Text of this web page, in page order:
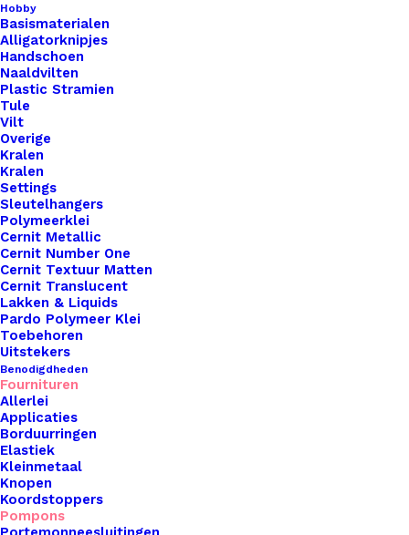
Hobby
Basismaterialen
Alligatorknipjes
Handschoen
Naaldvilten
Plastic Stramien
Tule
Vilt
Overige
Kralen
Kralen
Settings
Sleutelhangers
Polymeerklei
Cernit Metallic
Cernit Number One
Cernit Textuur Matten
Cernit Translucent
Lakken & Liquids
Pardo Polymeer Klei
Toebehoren
Uitstekers
Benodigdheden
Fournituren
Allerlei
Applicaties
Borduurringen
Elastiek
Kleinmetaal
Knopen
Koordstoppers
Pompons
€6,95